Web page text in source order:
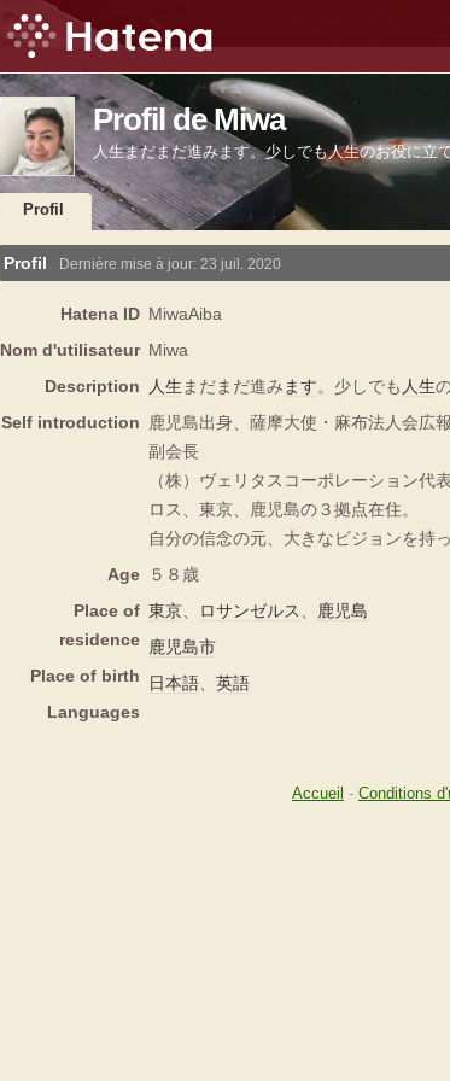
Profil de Miwa
人生まだまだ進みます。少しでも人生のお役に立
Profil
Profil Dernière mise à jour: 23 juil. 2020
Hatena ID MiwaAiba
Nom d'utilisateur Miwa
Description
人生まだまだ進みます。少しでも 人生
Self introduction 鹿児島出身、薩摩大使・麻布法人会広
副会長
（株）ヴェリタスコーポレーション代
ロス、東京、鹿児島の３拠点在住。
自分の信念の元、大きなビジョンを持
Age
５８歳
Place of
residence
東京、 ロサンゼルス、 鹿児島
Place of birth
鹿児島市
Languages
日本語、 英語
Accueil - Conditions